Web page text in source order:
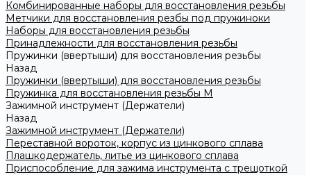
Комбинированные наборы для восстановления резьбы
Метчики для восстановления резбы под пружиноки
Наборы для восстановления резьбы
Принадлежности для восстановления резьбы
Пружинки (ввертыши) для восстановления резьбы
Назад
Пружинки (ввертыши) для восстановления резьбы
Пружинка для восстановления резьбы M
Зажимной инструмент (Держатели)
Назад
Зажимной инструмент (Держатели)
Переставной вороток, корпус из цинкового сплава
Плашкодержатель, литье из цинкового сплава
Приспособление для зажима инструмента с трещоткой